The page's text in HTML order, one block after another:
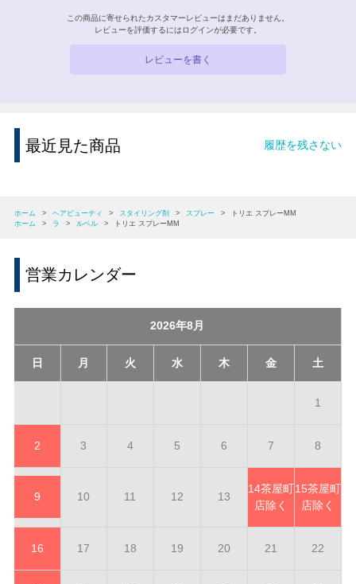
この商品に寄せられたカスタマーレビューはまだありません。
レビューを評価するには ログインが必要です。
レビューを書く
最近見た商品 履歴を残さない
ホーム > ヘアビューティ > スタイリング剤 > スプレー >
トリエ スプレーMM
ホーム
> ラ > ルベル > トリエ スプレーMM
営業カレンダー
2026年8月
日 月 火 水 木 金 土
1
2 3 4 5 6 7 8
9 10 11 12 13
14茶屋町
店除く
15茶屋町
店除く
16 17 18 19 20 21 22